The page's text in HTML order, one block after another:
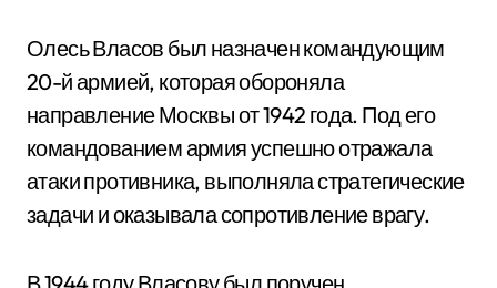
Олесь Власов был назначен командующим
20-й армией, которая обороняла
направление Москвы от 1942 года. Под его
командованием армия успешно отражала
атаки противника, выполняла стратегические
задачи и оказывала сопротивление врагу.